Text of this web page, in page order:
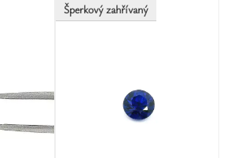
Šperkový zahřívaný